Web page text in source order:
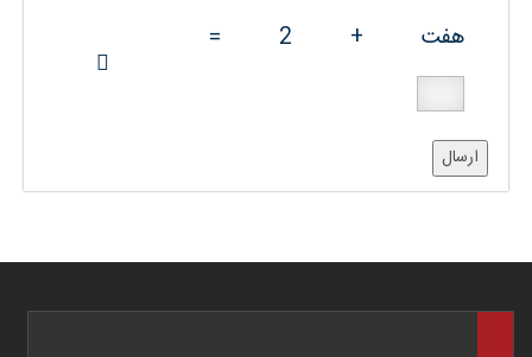
هفت +
2
=
ارسال